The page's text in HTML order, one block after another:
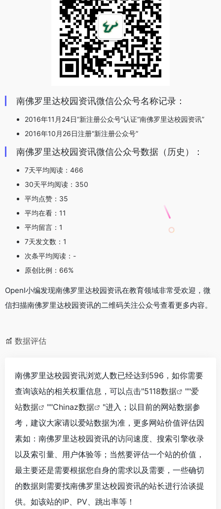
南佛罗里达校园资讯微信公众号名称记录：
2016年11月24日“新注册公众号”认证“南佛罗里达校园资讯”
2016年10月26日注册“新注册公众号”
南佛罗里达校园资讯微信公众号数据（历史）：
7天平均阅读：466
30天平均阅读：350
平均点赞：35
平均在看：11
平均留言：1
7天发文数：1
次条平均阅读：-
原创比例：66%
OpenI小编发现南佛罗里达校园资讯在教育领域非常受欢迎，微
信扫描南佛罗里达校园资讯的二维码关注公众号查看更多内容。
数据评估
南佛罗里达校园资讯浏览人数已经达到596，如你需要
查询该站的相关权重信息，可以点击"5118数据 ""爱
站数据
""Chinaz数据
"进入；以目前的网站数据参
考，建议大家请以爱站数据为准，更多网站价值评估因
素如：南佛罗里达校园资讯的访问速度、搜索引擎收录
以及索引量、用户体验等；当然要评估一个站的价值，
最主要还是需要根据您自身的需求以及需要，一些确切
的数据则需要找南佛罗里达校园资讯的站长进行洽谈提
供。如该站的IP、PV、跳出率等！